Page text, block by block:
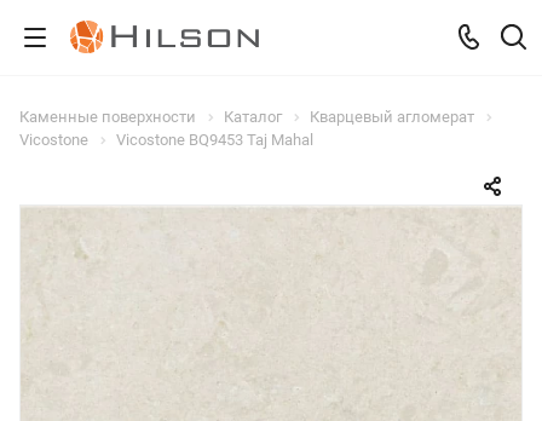
Каменные поверхности Каталог
Кварцевый агломерат
Vicostone
Vicostone BQ9453 Taj Mahal